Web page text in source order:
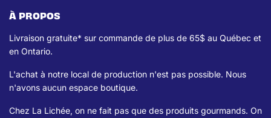
À PROPOS
Livraison gratuite* sur commande de plus de 65$ au Québec et
en Ontario.
L'achat à notre local de production n'est pas possible. Nous
n'avons aucun espace boutique.
Chez La Lichée, on ne fait pas que des produits gourmands. On